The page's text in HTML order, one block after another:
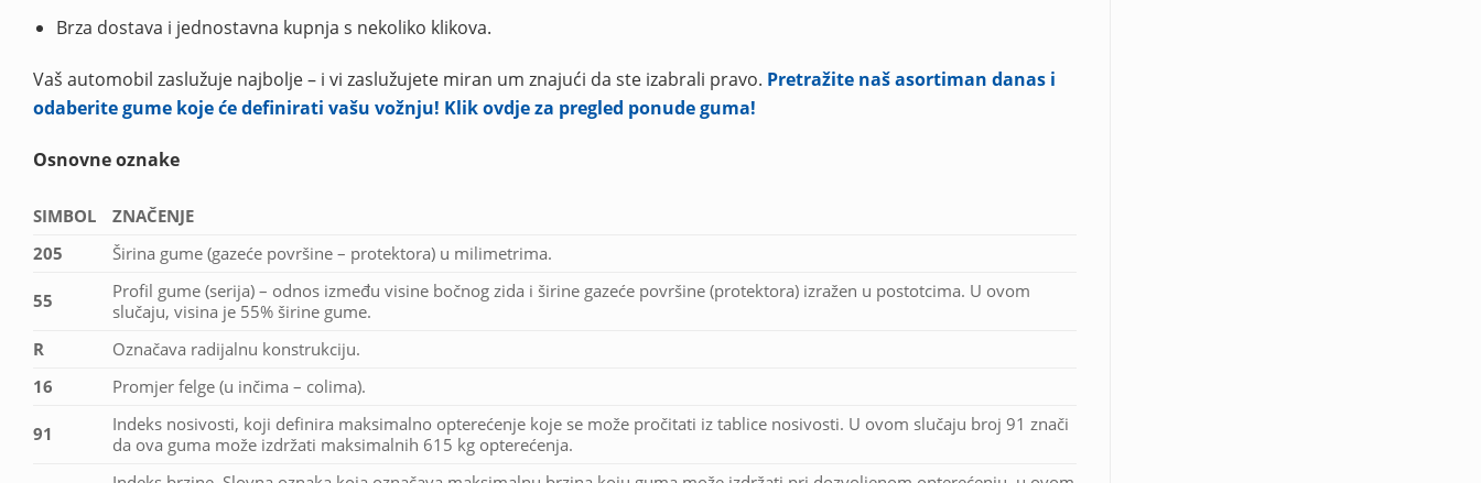
Brza dostava i jednostavna kupnja s nekoliko klikova.
Vaš automobil zaslužuje najbolje – i vi zaslužujete miran um znajući da ste izabrali pravo. Pretražite naš asortiman danas i
odaberite gume koje će definirati vašu vožnju! Klik ovdje za pregled ponude guma!
Osnovne oznake
SIMBOL
ZNAČENJE
205
Širina gume (gazeće površine – protektora) u milimetrima.
55
Profil gume (serija) – odnos između visine bočnog zida i širine gazeće površine (protektora) izražen u postotcima. U ovom
slučaju, visina je 55% širine gume.
R
Označava radijalnu konstrukciju.
16
Promjer felge (u inčima – colima).
91
Indeks nosivosti, koji definira maksimalno opterećenje koje se može pročitati iz tablice nosivosti. U ovom slučaju broj 91 znači
da ova guma može izdržati maksimalnih 615 kg opterećenja.